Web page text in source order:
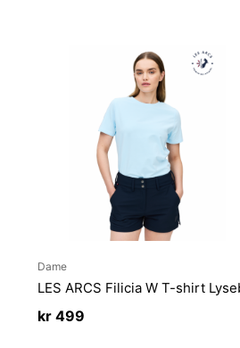
Dame
LES ARCS Filicia W T-shirt
kr499